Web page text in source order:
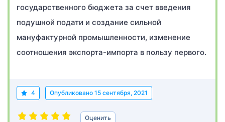
государственного бюджета за счет введения
подушной подати и создание сильной
мануфактурной промышленности, изменение
соотношения экспорта-импорта в пользу первого.
4 Опубликовано 15 сентября, 2021
Оценить